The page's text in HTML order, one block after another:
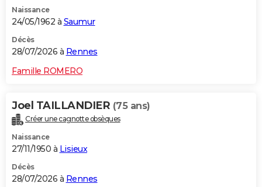
Naissance
24/05/1962 à Saumur
Décès
28/07/2026 à Rennes
Famille ROMERO
Joel TAILLANDIER (75 ans)
Créer une cagnotte obsèques
Naissance
27/11/1950 à Lisieux
Décès
28/07/2026 à Rennes